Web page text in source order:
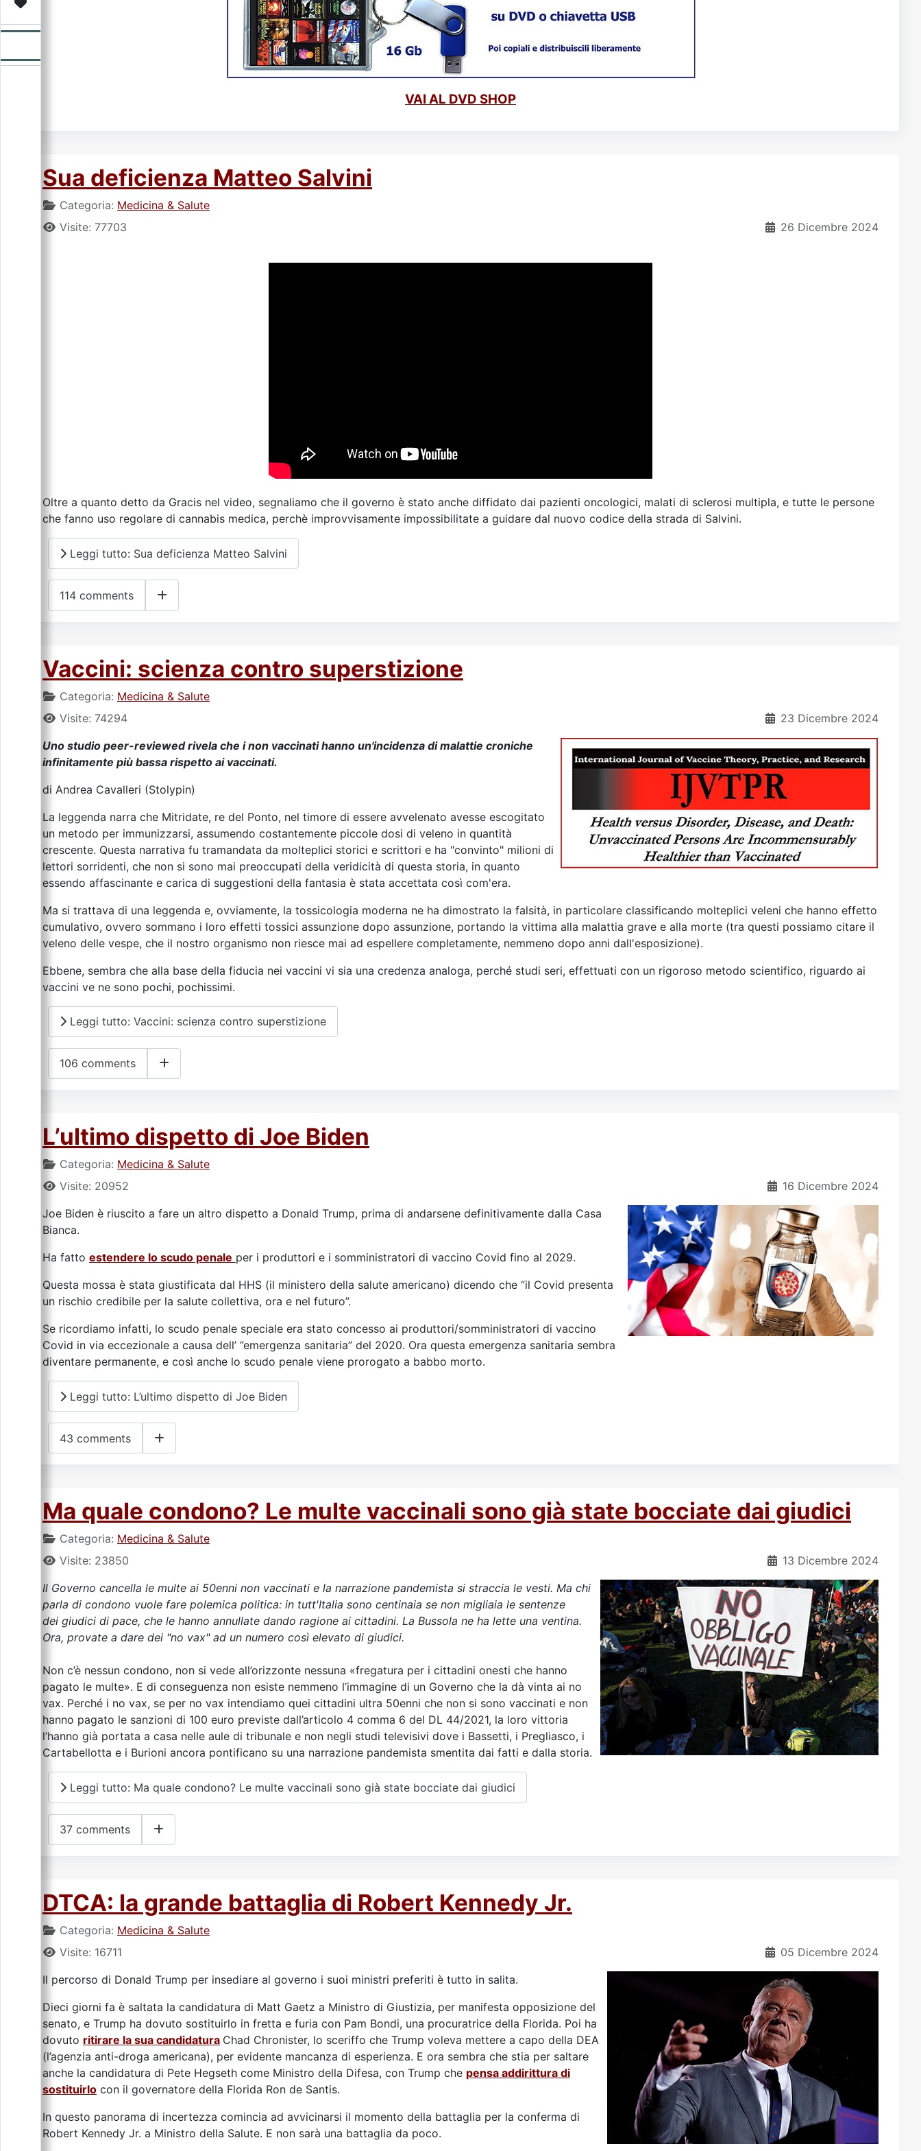
VAI AL DVD SHOP
Sua deficienza Matteo Salvini
Categoria: Medicina & Salute
26 Dicembre 2024
Visite: 77703
Oltre a quanto detto da Gracis nel video, segnaliamo che il governo è stato anche diffidato dai pazienti oncologici, malati di sclerosi multipla, e tutte le persone
che fanno uso regolare di cannabis medica, perchè improvvisamente impossibilitate a guidare dal nuovo codice della strada di Salvini.
Leggi tutto: Sua deficienza Matteo Salvini
114 comments
Vaccini: scienza contro superstizione
Categoria: Medicina & Salute
23 Dicembre 2024
Visite: 74294
Uno studio peer-reviewed rivela che i non vaccinati hanno un'incidenza di malattie croniche
infinitamente più bassa rispetto ai vaccinati.
di Andrea Cavalleri (Stolypin)
La leggenda narra che Mitridate, re del Ponto, nel timore di essere avvelenato avesse escogitato
un metodo per immunizzarsi, assumendo costantemente piccole dosi di veleno in quantità
crescente. Questa narrativa fu tramandata da molteplici storici e scrittori e ha "convinto" milioni di
lettori sorridenti, che non si sono mai preoccupati della veridicità di questa storia, in quanto
essendo affascinante e carica di suggestioni della fantasia è stata accettata così com'era.
Ma si trattava di una leggenda e, ovviamente, la tossicologia moderna ne ha dimostrato la falsità, in particolare classificando molteplici veleni che hanno effetto
cumulativo, ovvero sommano i loro effetti tossici assunzione dopo assunzione, portando la vittima alla malattia grave e alla morte (tra questi possiamo citare il
veleno delle vespe, che il nostro organismo non riesce mai ad espellere completamente, nemmeno dopo anni dall'esposizione).
Ebbene, sembra che alla base della fiducia nei vaccini vi sia una credenza analoga, perché studi seri, effettuati con un rigoroso metodo scientifico, riguardo ai
vaccini ve ne sono pochi, pochissimi.
Leggi tutto: Vaccini: scienza contro superstizione
106 comments
L’ultimo dispetto di Joe Biden
Categoria: Medicina & Salute
16 Dicembre 2024
Visite: 20952
Joe Biden è riuscito a fare un altro dispetto a Donald Trump, prima di andarsene definitivamente dalla Casa
Bianca.
Ha fatto estendere lo scudo penale per i produttori e i somministratori di vaccino Covid fino al 2029.
Questa mossa è stata giustificata dal HHS (il ministero della salute americano) dicendo che “il Covid presenta
un rischio credibile per la salute collettiva, ora e nel futuro”.
Se ricordiamo infatti, lo scudo penale speciale era stato concesso ai produttori/somministratori di vaccino
Covid in via eccezionale a causa dell’ ”emergenza sanitaria” del 2020. Ora questa emergenza sanitaria sembra
diventare permanente, e così anche lo scudo penale viene prorogato a babbo morto.
Leggi tutto: L’ultimo dispetto di Joe Biden
43 comments
Ma quale condono? Le multe vaccinali sono già state bocciate dai giudici
Categoria: Medicina & Salute
13 Dicembre 2024
Visite: 23850
Il Governo cancella le multe ai 50enni non vaccinati e la narrazione pandemista si straccia le vesti. Ma chi
parla di condono vuole fare polemica politica: in tutt'Italia sono centinaia se non migliaia le sentenze
dei giudici di pace, che le hanno annullate dando ragione ai cittadini. La Bussola ne ha lette una ventina.
Ora, provate a dare dei "no vax" ad un numero così elevato di giudici.
Non c’è nessun condono, non si vede all’orizzonte nessuna «fregatura per i cittadini onesti che hanno
pagato le multe». E di conseguenza non esiste nemmeno l’immagine di un Governo che la dà vinta ai no
vax. Perché i no vax, se per no vax intendiamo quei cittadini ultra 50enni che non si sono vaccinati e non
hanno pagato le sanzioni di 100 euro previste dall’articolo 4 comma 6 del DL 44/2021, la loro vittoria
l’hanno già portata a casa nelle aule di tribunale e non negli studi televisivi dove i Bassetti, i Pregliasco, i
Cartabellotta e i Burioni ancora pontificano su una narrazione pandemista smentita dai fatti e dalla storia.
Leggi tutto: Ma quale condono? Le multe vaccinali sono già state bocciate dai giudici
37 comments
DTCA: la grande battaglia di Robert Kennedy Jr.
Categoria: Medicina & Salute
05 Dicembre 2024
Visite: 16711
Il percorso di Donald Trump per insediare al governo i suoi ministri preferiti è tutto in salita.
Dieci giorni fa è saltata la candidatura di Matt Gaetz a Ministro di Giustizia, per manifesta opposizione del
senato, e Trump ha dovuto sostituirlo in fretta e furia con Pam Bondi, una procuratrice della Florida. Poi ha
dovuto ritirare la sua candidatura Chad Chronister, lo sceriffo che Trump voleva mettere a capo della DEA
(l’agenzia anti-droga americana), per evidente mancanza di esperienza. E ora sembra che stia per saltare
anche la candidatura di Pete Hegseth come Ministro della Difesa, con Trump che pensa addirittura di
sostituirlo con il governatore della Florida Ron de Santis.
In questo panorama di incertezza comincia ad avvicinarsi il momento della battaglia per la conferma di
Robert Kennedy Jr. a Ministro della Salute. E non sarà una battaglia da poco.